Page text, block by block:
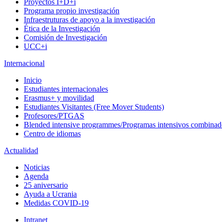
Proyectos I+D+i
Programa propio investigación
Infraestruturas de apoyo a la investigación
Ética de la Investigación
Comisión de Investigación
UCC+i
Internacional
Inicio
Estudiantes internacionales
Erasmus+ y movilidad
Estudiantes Visitantes (Free Mover Students)
Profesores/PTGAS
Blended intensive programmes/Programas intensivos
Centro de idiomas
Actualidad
Noticias
Agenda
25 aniversario
Ayuda a Ucrania
Medidas COVID-19
Intranet